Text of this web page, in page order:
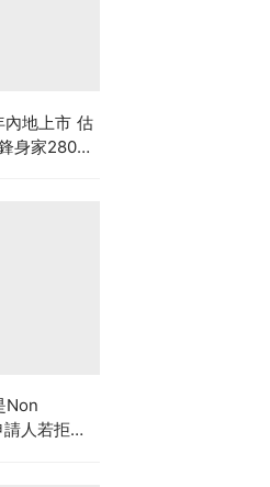
地上市 估
身家2800
Non
人若拒披